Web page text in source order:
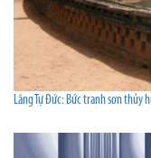
Lăng Tự Đức: Bức tranh sơn thủy